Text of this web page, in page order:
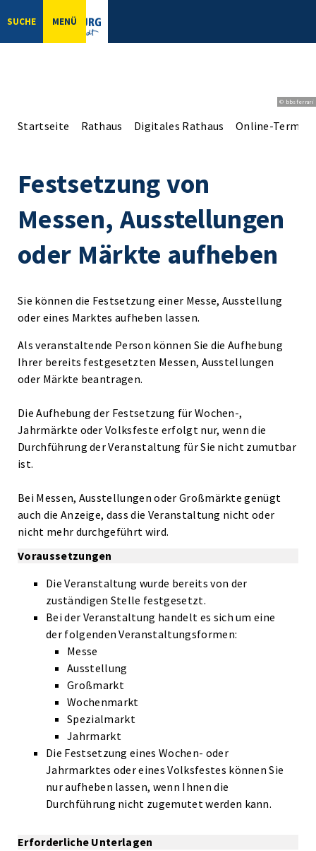
SUCHE MENÜ
© bbsferrari
Startseite Rathaus Digitales Rathaus Online-
Festsetzung von
Messen, Ausstellungen
oder Märkte aufheben
Sie können die Festsetzung einer Messe, Ausstellung
oder eines Marktes aufheben lassen.
Als veranstaltende Person können Sie die Aufhebung
Ihrer bereits festgesetzten Messen, Ausstellungen
oder Märkte beantragen.
Die Aufhebung der Festsetzung für Wochen-,
Jahrmärkte oder Volksfeste erfolgt nur, wenn die
Durchführung der Veranstaltung für Sie nicht zumutbar
ist.
Bei Messen, Ausstellungen oder Großmärkte genügt
auch die Anzeige, dass die Veranstaltung nicht oder
nicht mehr durchgeführt wird.
Voraussetzungen
Die Veranstaltung wurde bereits von der
zuständigen Stelle festgesetzt.
Bei der Veranstaltung handelt es sich um eine
der folgenden Veranstaltungsformen:
Messe
Ausstellung
Großmarkt
Wochenmarkt
Spezialmarkt
Jahrmarkt
Die Festsetzung eines Wochen- oder
Jahrmarktes oder eines Volksfestes können Sie
nur aufheben lassen, wenn Ihnen die
Durchführung nicht zugemutet werden kann.
Erforderliche Unterlagen